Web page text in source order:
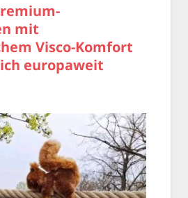
mit
Visco-Komfort
europaweit